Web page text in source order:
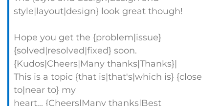
style|layout|design} look great though!
Hope you get the {problem|issue}
{solved|resolved|fixed} soon.
{Kudos|Cheers|Many thanks|Thanks}|
This is a topic {that is|that's|which is} {close
to|near to} my
heart... {Cheers|Many thanks|Best